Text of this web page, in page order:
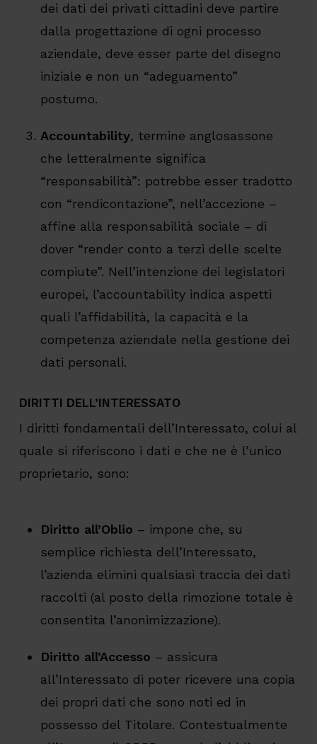
dei dati dei privati cittadini deve partire
dalla progettazione di ogni processo
aziendale, deve esser parte del disegno
iniziale e non un “adeguamento”
postumo.
Accountability, termine anglosassone
che letteralmente significa
“responsabilità”: potrebbe esser tradotto
con “rendicontazione”, nell’accezione –
affine alla responsabilità sociale – di
dover “render conto a terzi delle scelte
compiute”. Nell’intenzione dei legislatori
europei, l’accountability indica aspetti
quali l’affidabilità, la capacità e la
competenza aziendale nella gestione dei
dati personali.
DIRITTI DELL’INTERESSATO
I diritti fondamentali dell’Interessato, colui al
quale si riferiscono i dati e che ne è l’unico
proprietario, sono:
Diritto all’Oblio – impone che, su
semplice richiesta dell’Interessato,
l’azienda elimini qualsiasi traccia dei dati
raccolti (al posto della rimozione totale è
consentita l’anonimizzazione).
Diritto all’Accesso – assicura
all’Interessato di poter ricevere una copia
dei propri dati che sono noti ed in
possesso del Titolare. Contestualmente